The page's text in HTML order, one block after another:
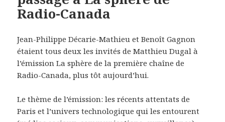
Radio-Canada
Jean-Philippe Décarie-Mathieu et Benoît Gagnon
étaient tous deux les invités de Matthieu Dugal à
l’émission La sphère de la première chaîne de
Radio-Canada, plus tôt aujourd’hui.
Le thème de l’émission: les récents attentats de
Paris et l’univers technologique qui les entourent